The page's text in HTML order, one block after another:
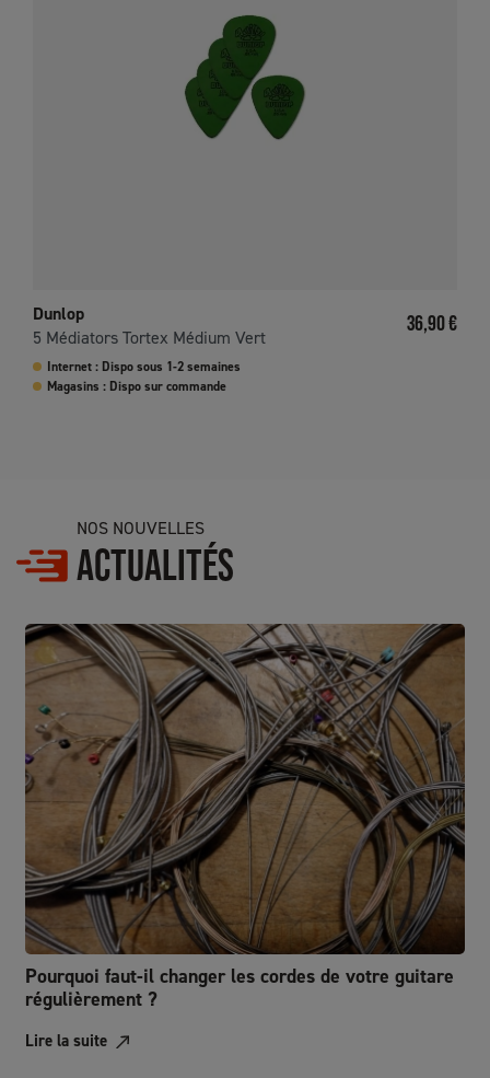
Dunlop
5 Médiators Tortex Médium Vert
Prix
36,90 €
Internet : Dispo sous 1-2 semaines
Magasins : Dispo sur commande
NOS NOUVELLES
ACTUALITÉS
Pourquoi faut-il changer les cordes de votre guitare
régulièrement ?
Lire la suite